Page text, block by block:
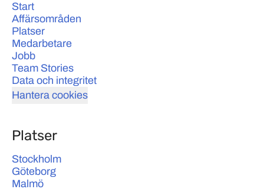
Start
Affärsområden
Platser
Medarbetare
Jobb
Team Stories
Data och integritet
Hantera cookies
Platser
Stockholm
Göteborg
Malmö